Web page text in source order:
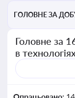
ГОЛОВНЕ ЗА
Головне за
в